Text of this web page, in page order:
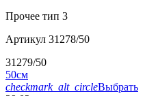
Прочее тип 3
Артикул 31278/50
31279/50
50см
checkmark_alt_circleВыбрать